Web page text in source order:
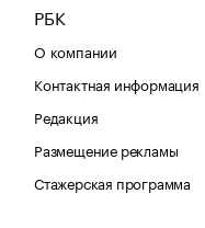
РБК
О компании
Контактная информация
Редакция
Размещение рекламы
Стажерская программа